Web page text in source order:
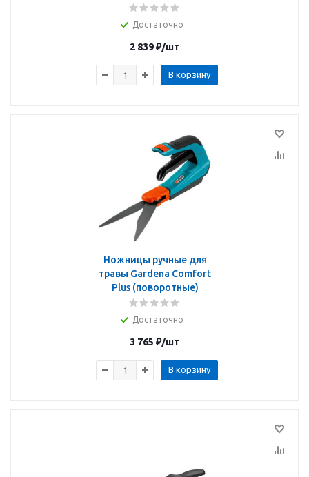
Достаточно
2 839₽/шт
В корзину
Ножницы ручные для
травы Gardena Comfort
Plus (поворотные)
Достаточно
3 765 ₽/шт
В корзину